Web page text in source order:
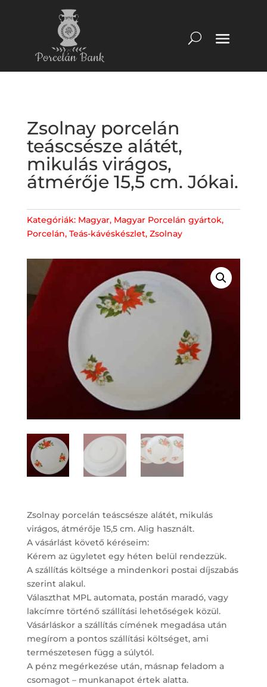
Zsolnay porcelán
teáscsésze alátét,
mikulás virágos,
átmérője 15,5 cm. Jókai.
Kategóriák: Magyar, Magyar Porcelán gyártok,
Porcelán, Teás-kávéskészlet, Zsolnay
Zsolnay porcelán teáscsésze alátét, mikulás
virágos, átmérője 15,5 cm. Alig használt.
A vásárlást követő kéréseim:
Kérem az ügyletet egy héten belül rendezzük.
A szállítás költsége a mindenkori postai díjszabás
szerint alakul.
Választhat MPL automata, postán maradó, vagy
lakcímre történő szállítási lehetőségek közül.
Vásárláskor a szállítás címének megadása után
megírom a pontos szállítási költséget, ami
természetesen függ a súlytól.
A pénz megérkezése után, másnap feladom a
csomagot – munkanapot értek alatta.